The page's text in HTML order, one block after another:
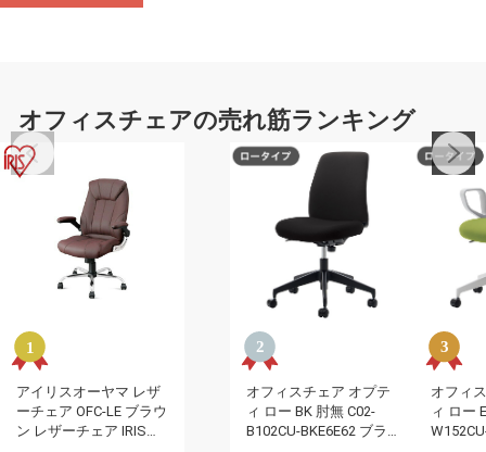
オフィスチェアの売れ筋ランキング
アイリスオーヤマ レザ
ーチェア OFC-LE ブラウ
ン レザーチェア IRIS
オフィスチェア オプテ
ィ ロー BK 肘無 C02-
B102CU-BKE6E62 ブラ
オフィ
ィ ロー